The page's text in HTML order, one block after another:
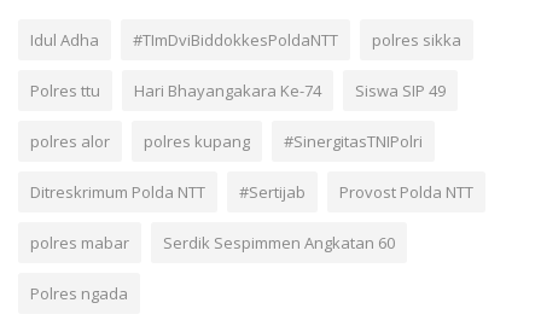
Idul Adha #TImDviBiddokkesPoldaNTT polres sikka
Polres ttu Hari Bhayangakara Ke-74 Siswa SIP 49
polres alor polres kupang #SinergitasTNIPolri
Ditreskrimum Polda NTT #Sertijab Provost Polda NTT
polres mabar Serdik Sespimmen Angkatan 60
Polres ngada